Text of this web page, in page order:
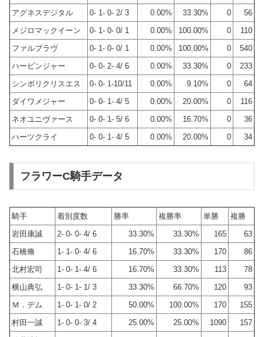
アグネスデジタル
0- 1- 0- 2/ 3 0.00% 33.30% 0
56
メジロマックイーン
0- 1- 0- 0/ 1 0.00% 100.00% 0
110
ファルブラヴ
0- 1- 0- 0/ 1 0.00% 100.00% 0
540
ハービンジャー
0- 0- 2- 4/ 6 0.00% 33.30% 0
233
シンボリクリスエス
0- 0- 1-10/11 0.00% 9.10% 0
64
ダイワメジャー
0- 0- 1- 4/ 5 0.00% 20.00% 0
116
ネオユニヴァース
0- 0- 1- 5/ 6 0.00% 16.70% 0
36
ハーツクライ
0- 0- 1- 4/ 5 0.00% 20.00% 0 34
フラワーC騎手データ
騎手 着別度数 勝率 複勝率 単勝
複勝
岩田康誠
2- 0- 0- 4/ 6 33.30% 33.30% 165
63
石橋脩
1- 1- 0- 4/ 6 16.70% 33.30% 170
86
北村宏司
1- 0- 1- 4/ 6 16.70% 33.30% 113
78
横山典弘
1- 0- 1- 1/ 3 33.30% 66.70% 120
93
Ｍ．デム
1- 0- 1- 0/ 2 50.00% 100.00% 170
155
村田一誠
1- 0- 0- 3/ 4 25.00% 25.00% 1090
157